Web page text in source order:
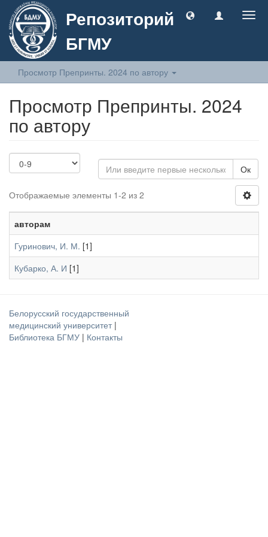
Репозиторий
БГМУ
Просмотр Препринты. 2024 по автору
Просмотр Препринты. 2024
по автору
Ок
Отображаемые элементы 1-2 из 2
авторам
Гуринович, И. М. [1]
Кубарко, А. И [1]
Белорусский государственный
медицинский университет |
Библиотека БГМУ | Контакты